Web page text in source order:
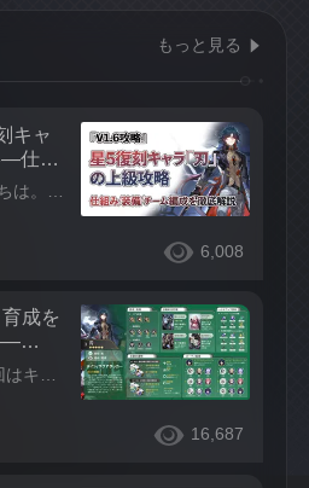
もっと見る
キャ
—仕組
底解
6,008
成を
16,687